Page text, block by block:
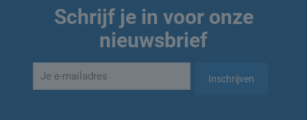
Schrijf je in voor onze
nieuwsbrief